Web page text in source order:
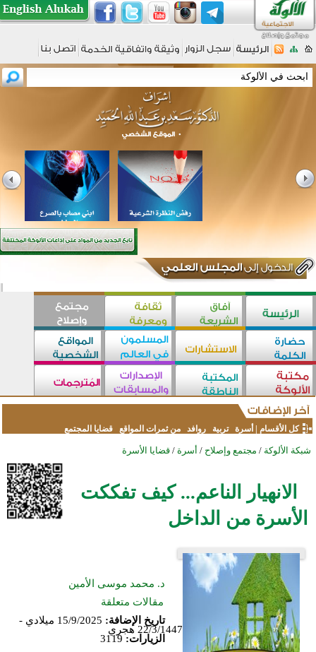
كل الأقسام أسرة تربية روافد من ثمرات المواقع قضايا المجتمع
شبكة الألوكة / مجتمع وإصلاح / أسرة / قضايا الأسرة
الانهيار الناعم... كيف تفككت
الأسرة من الداخل
د. محمد موسى الأمين
مقالات متعلقة
تاريخ الإضافة:
15/9/2025 ميلادي -
22/3/1447 هجري
الزيارات: 3119